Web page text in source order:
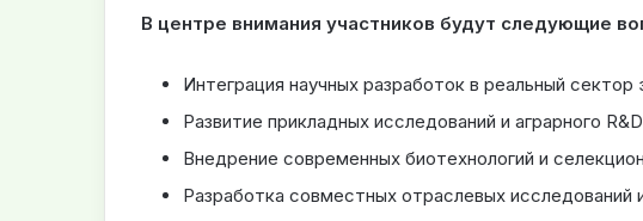
В центре внимания участников будут следующие
Интеграция научных разработок в реальный сектор
Развитие прикладных исследований и аграрного
Внедрение современных биотехнологий и
Разработка совместных отраслевых исследований